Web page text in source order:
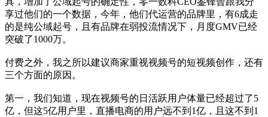
享过他们的一个数据，今年，他们代运营的品牌里，有6成走
的是纯公域起号，且有品牌在弱投流情况下，月度GMV已经
突破了1000万。
付费之外，我之所以建议商家重视视频号的短视频创作，还有
三个方面的原因。
第一，我们知道，现在视频号的日活跃用户体量已经超过了5
亿，但这5亿用户里，直播电商的用户远不到1亿，且这不到1